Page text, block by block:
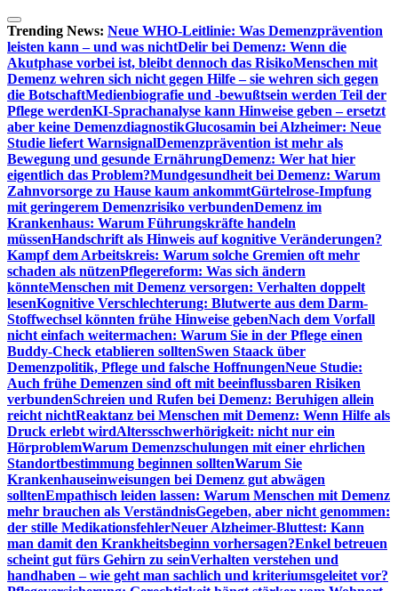
Zum
Inhalt
springen
Trending News: Neue WHO-Leitlinie: Was Demenzprävention
leisten kann – und was nichtDelir bei Demenz: Wenn die
Akutphase vorbei ist, bleibt dennoch das RisikoMenschen mit
Demenz wehren sich nicht gegen Hilfe – sie wehren sich gegen
die BotschaftMedienbiografie und -bewußtsein werden Teil der
Pflege werdenKI-Sprachanalyse kann Hinweise geben – ersetzt
aber keine DemenzdiagnostikGlucosamin bei Alzheimer: Neue
Studie liefert WarnsignalDemenzprävention ist mehr als
Bewegung und gesunde ErnährungDemenz: Wer hat hier
eigentlich das Problem?Mundgesundheit bei Demenz: Warum
Zahnvorsorge zu Hause kaum ankommtGürtelrose-Impfung
mit geringerem Demenzrisiko verbundenDemenz im
Krankenhaus: Warum Führungskräfte handeln
müssenHandschrift als Hinweis auf kognitive Veränderungen?
Kampf dem Arbeitskreis: Warum solche Gremien oft mehr
schaden als nützenPflegereform: Was sich ändern
könnteMenschen mit Demenz versorgen: Verhalten doppelt
lesenKognitive Verschlechterung: Blutwerte aus dem Darm-
Stoffwechsel könnten frühe Hinweise gebenNach dem Vorfall
nicht einfach weitermachen: Warum Sie in der Pflege einen
Buddy-Check etablieren solltenSwen Staack über
Demenzpolitik, Pflege und falsche HoffnungenNeue Studie:
Auch frühe Demenzen sind oft mit beeinflussbaren Risiken
verbundenSchreien und Rufen bei Demenz: Beruhigen allein
reicht nichtReaktanz bei Menschen mit Demenz: Wenn Hilfe als
Druck erlebt wirdAltersschwerhörigkeit: nicht nur ein
HörproblemWarum Demenzschulungen mit einer ehrlichen
Standortbestimmung beginnen solltenWarum Sie
Krankenhauseinweisungen bei Demenz gut abwägen
solltenEmpathisch leiden lassen: Warum Menschen mit Demenz
mehr brauchen als VerständnisGegeben, aber nicht genommen:
der stille MedikationsfehlerNeuer Alzheimer-Bluttest: Kann
man damit den Krankheitsbeginn vorhersagen?Enkel betreuen
scheint gut fürs Gehirn zu seinVerhalten verstehen und
handhaben – wie geht man sachlich und kriteriumsgeleitet vor?